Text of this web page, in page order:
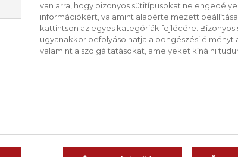
tányérokban
rámorzsoljuk a kecskesajtot, beleszórunk
meglocsoljuk az oliva-, esetleg
van arra, hogy bizonyos sütitípusokat ne
információkért, valamint alapértelmezett
kattintson az egyes kategóriák fejlécére. Bizonyos
ugyanakkor befolyásolhatja a böngészési élményt
valamint a szolgáltatásokat, amelyeket kínálni